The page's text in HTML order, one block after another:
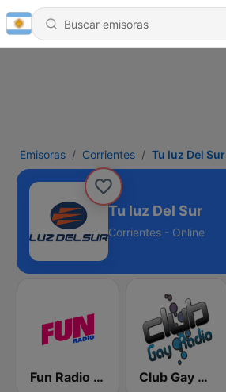
Emisoras Corrientes Tu luz Del Sur
Tu luz Del Sur
Corrientes - Online
Fun Radio FRANCE Club Gay Radio